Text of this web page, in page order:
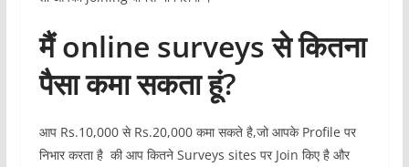
मैं online surveys से कितना
पैसा कमा सकता हूं?
आप Rs.10,000 से Rs.20,000 कमा सकते है,जो आपके Profile पर
निभार करता है की आप कितने Surveys sites पर Join किए है और